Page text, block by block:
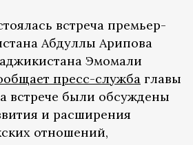
встреча премьер-
Абдуллы Арипова
Эмомали
пресс-служба главы
встрече были обсуждены
и расширения
отношений,